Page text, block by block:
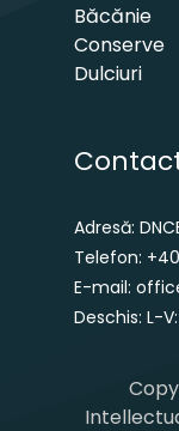
Băcănie
Conserve
Dulciuri
Adresă:
Telefon:
E-mail:
Deschis: L-